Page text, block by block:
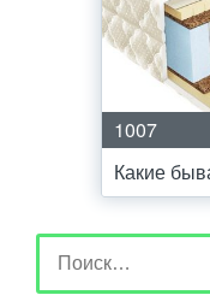
1007
Какие